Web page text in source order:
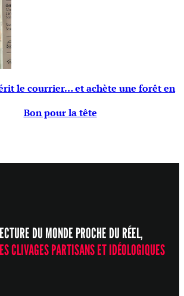
le courrier… et achète une forêt en
Bon pour la tête
DU MONDE PROCHE DU RÉEL,
CLIVAGES PARTISANS ET IDÉOLOGIQUES